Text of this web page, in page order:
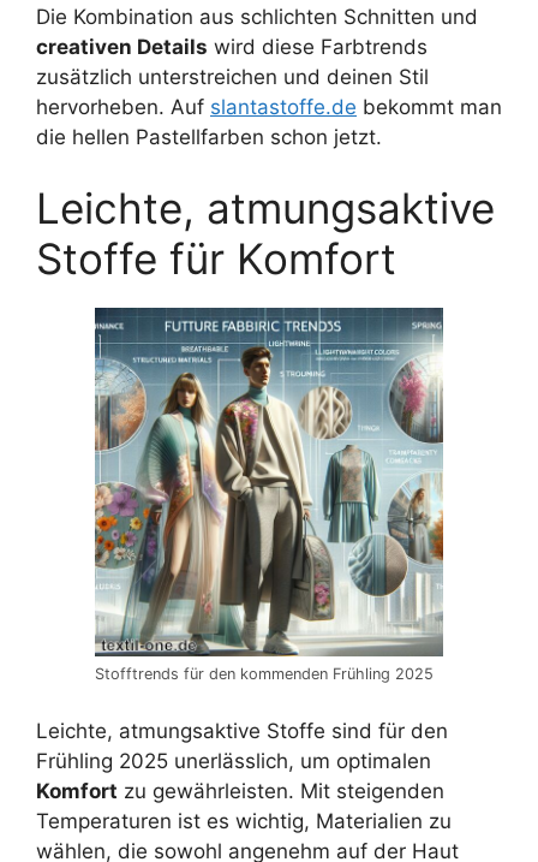
Die Kombination aus schlichten Schnitten und
creativen Details wird diese Farbtrends
zusätzlich unterstreichen und deinen Stil
hervorheben. Auf slantastoffe.de bekommt man
die hellen Pastellfarben schon jetzt.
Leichte, atmungsaktive
Stoffe für Komfort
Stofftrends für den kommenden Frühling 2025
Leichte, atmungsaktive Stoffe sind für den
Frühling 2025 unerlässlich, um optimalen
Komfort zu gewährleisten. Mit steigenden
Temperaturen ist es wichtig, Materialien zu
wählen, die sowohl angenehm auf der Haut